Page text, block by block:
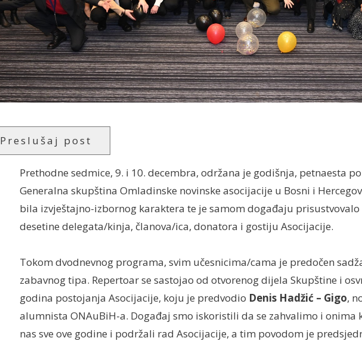
Preslušaj post
Prethodne sedmice, 9. i 10. decembra, održana je godišnja, petnaesta
Generalna skupština Omladinske novinske asocijacije u Bosni i
bila izvještajno-izbornog karaktera te je samom događaju prisustvovalo
desetine delegata/kinja, članova/ica, donatora i gostiju Asocijacije.
Tokom dvodnevnog programa, svim učesnicima/cama je predočen
zabavnog tipa. Repertoar se sastojao od otvorenog dijela Skupštine i
godina postojanja Asocijacije, koju je predvodio Denis Hadžić – Gigo,
alumnista ONAuBiH-a. Događaj smo iskoristili da se zahvalimo i onima
nas sve ove godine i podržali rad Asocijacije, a tim povodom je